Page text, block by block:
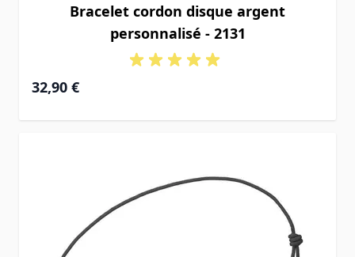
Bracelet cordon disque argent
personnalisé - 2131
32,90 €